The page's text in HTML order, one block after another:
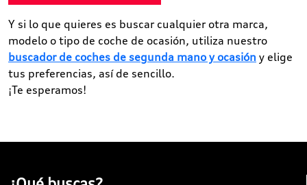
Y si lo que quieres es buscar cualquier otra marca,
modelo o tipo de coche de ocasión, utiliza nuestro
buscador de coches de segunda mano y ocasión y elige
tus preferencias, así de sencillo.
¡Te esperamos!